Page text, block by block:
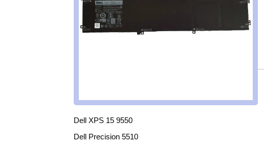
Dell XPS 15 9550
Dell Precision 5510